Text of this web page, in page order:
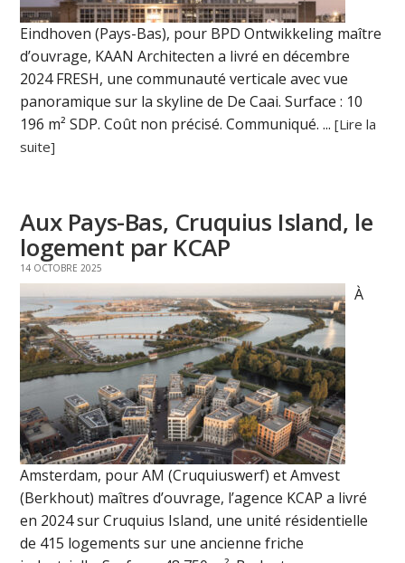
Eindhoven (Pays-Bas), pour BPD Ontwikkeling maître
d’ouvrage, KAAN Architecten a livré en décembre
2024 FRESH, une communauté verticale avec vue
panoramique sur la skyline de De Caai. Surface : 10
196 m² SDP. Coût non précisé. Communiqué. ...[Lire la
suite]
Aux Pays-Bas, Cruquius Island, le
logement par KCAP
14 OCTOBRE 2025
À
Amsterdam, pour AM (Cruquiuswerf) et Amvest
(Berkhout) maîtres d’ouvrage, l’agence KCAP a livré
en 2024 sur Cruquius Island, une unité résidentielle
de 415 logements sur une ancienne friche